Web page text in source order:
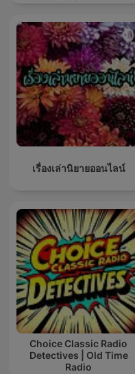
เรื่องเล่านิยายออนไลน์
Choice Classic Radio
Detectives | Old Time
Radio